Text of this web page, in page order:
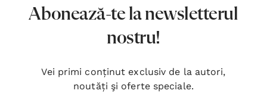
Abonează-te la newsletterul
nostru!
Vei primi conținut exclusiv de la autori,
noutăți şi oferte speciale.